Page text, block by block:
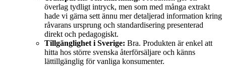
överlag tydligt intryck, men som med många extrakt
hade vi gärna sett ännu mer detaljerad information kring
råvarans ursprung och standardisering presenterad
direkt och pedagogiskt.
Tillgänglighet i Sverige: Bra. Produkten är enkel att
hitta hos större svenska återförsäljare och känns
lättillgänglig för vanliga konsumenter.